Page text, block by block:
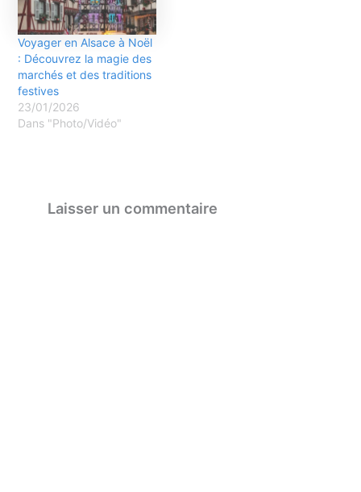
Voyager en Alsace à Noël
: Découvrez la magie des
marchés et des traditions
festives
23/01/2026
Dans "Photo/Vidéo"
Laisser un commentaire